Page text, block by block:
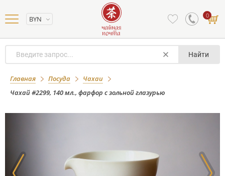
BYN 0
Найти
Главная Посуда
Чахаи
Чахай #2299, 140 мл., фарфор с зольной глазурью
Чахай #2299, 140 мл., фарфор с
зольной глазурью